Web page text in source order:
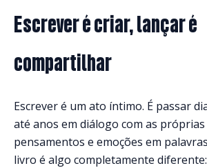
Escrever é criar, lançar é
compartilhar
Escrever é um ato íntimo. É passar
até anos em diálogo com as
pensamentos e emoções em
livro é algo completamente